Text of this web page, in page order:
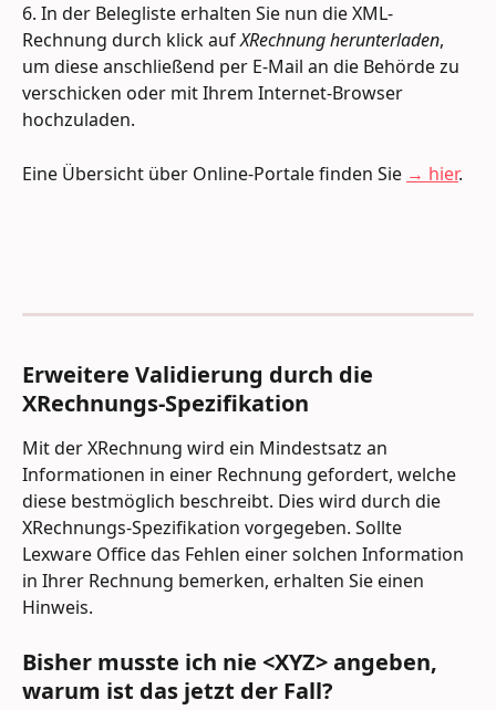
6. In der Belegliste erhalten Sie nun die XML-
Rechnung durch klick auf XRechnung herunterladen,
um diese anschließend per E-Mail an die Behörde zu
verschicken oder mit Ihrem Internet-Browser
hochzuladen.
Eine Übersicht über Online-Portale finden Sie → hier.
Erweitere Validierung durch die
XRechnungs-Spezifikation
Mit der XRechnung wird ein Mindestsatz an
Informationen in einer Rechnung gefordert, welche
diese bestmöglich beschreibt. Dies wird durch die
XRechnungs-Spezifikation vorgegeben. Sollte
Lexware Office das Fehlen einer solchen Information
in Ihrer Rechnung bemerken, erhalten Sie einen
Hinweis.
Bisher musste ich nie <XYZ> angeben,
warum ist das jetzt der Fall?